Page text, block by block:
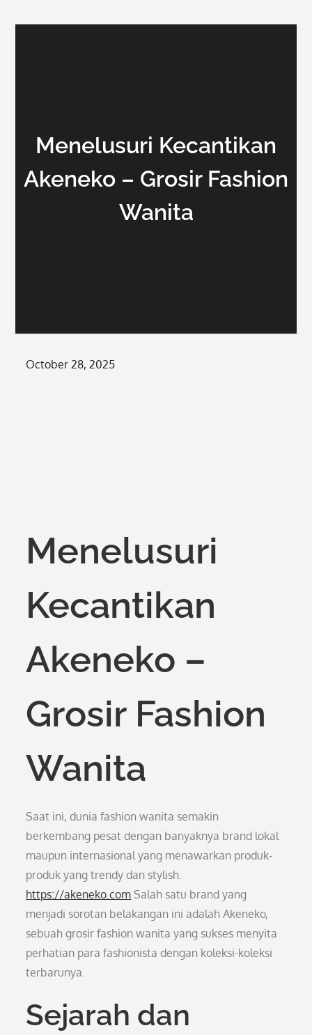
Menelusuri Kecantikan
Akeneko – Grosir Fashion
Wanita
Posted
October 28, 2025
Menelusuri
Kecantikan
Akeneko –
Grosir Fashion
Wanita
Saat ini, dunia fashion wanita semakin
berkembang pesat dengan banyaknya brand lokal
maupun internasional yang menawarkan produk-
produk yang trendy dan stylish.
https://akeneko.com Salah satu brand yang
menjadi sorotan belakangan ini adalah Akeneko,
sebuah grosir fashion wanita yang sukses menyita
perhatian para fashionista dengan koleksi-koleksi
terbarunya.
Sejarah dan